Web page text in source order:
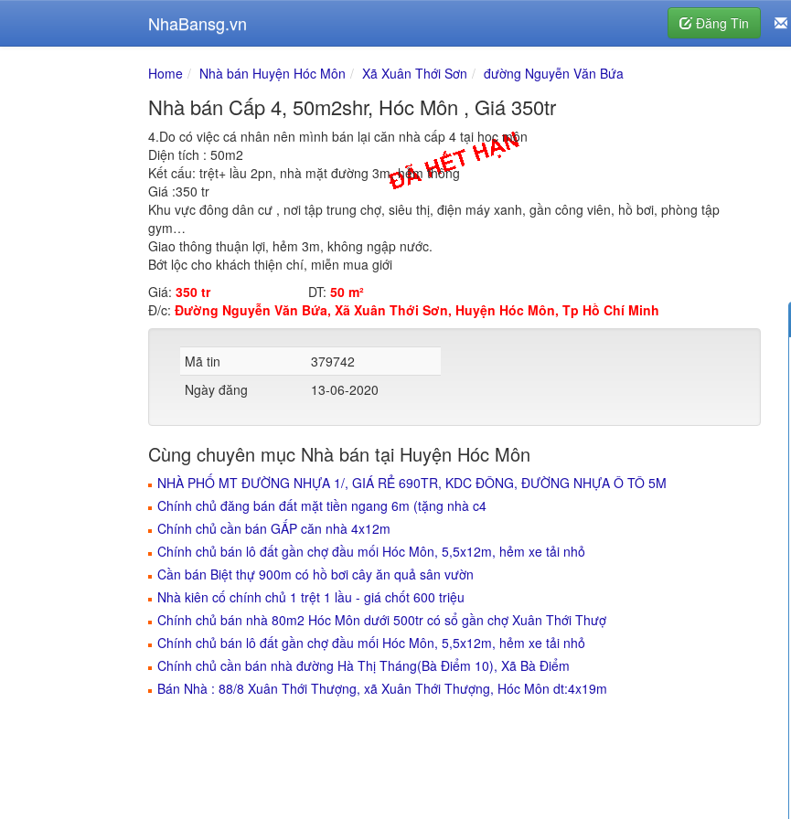
NhaBansg.vn Đăng Tin
Home Nhà bán Huyện Hóc Môn Xã Xuân Thới Sơn đường Nguyễn Văn Bứa
Nhà bán Cấp 4, 50m2shr, Hóc Môn , Giá 350tr
4.Do có việc cá nhân nên mình bán lại căn nhà cấp 4 tại hoc môn
Diện tích : 50m2
Kết cấu: trệt+ lầu 2pn, nhà mặt đường 3m, hẻm thông
Giá :350 tr
Khu vực đông dân cư , nơi tập trung chợ, siêu thị, điện máy xanh, gần công viên, hồ bơi, phòng tập
gym…
Giao thông thuận lợi, hẻm 3m, không ngập nước.
Bớt lộc cho khách thiện chí, miễn mua giới
Giá: 350 tr DT: 50 m²
Đ/c: Đường Nguyễn Văn Bứa, Xã Xuân Thới Sơn, Huyện Hóc Môn, Tp Hồ Chí Minh
Mã tin
379742
Ngày đăng
13-06-2020
Cùng chuyên mục Nhà bán tại Huyện Hóc Môn
NHÀ PHỐ MT ĐƯỜNG NHỰA 1/, GIÁ RẺ 690TR, KDC ĐÔNG, ĐƯỜNG NHỰA Ô TÔ 5M
Chính chủ đăng bán đất mặt tiền ngang 6m (tặng nhà c4
Chính chủ cần bán GẤP căn nhà 4x12m
Chính chủ bán lô đất gần chợ đầu mối Hóc Môn, 5,5x12m, hẻm xe tải nhỏ
Cần bán Biệt thự 900m có hồ bơi cây ăn quả sân vườn
Nhà kiên cố chính chủ 1 trệt 1 lầu - giá chốt 600 triệu
Chính chủ bán nhà 80m2 Hóc Môn dưới 500tr có sổ gần chợ Xuân Thới Thượ
Chính chủ bán lô đất gần chợ đầu mối Hóc Môn, 5,5x12m, hẻm xe tải nhỏ
Chính chủ cần bán nhà đường Hà Thị Tháng(Bà Điểm 10), Xã Bà Điểm
Bán Nhà : 88/8 Xuân Thới Thượng, xã Xuân Thới Thượng, Hóc Môn dt:4x19m